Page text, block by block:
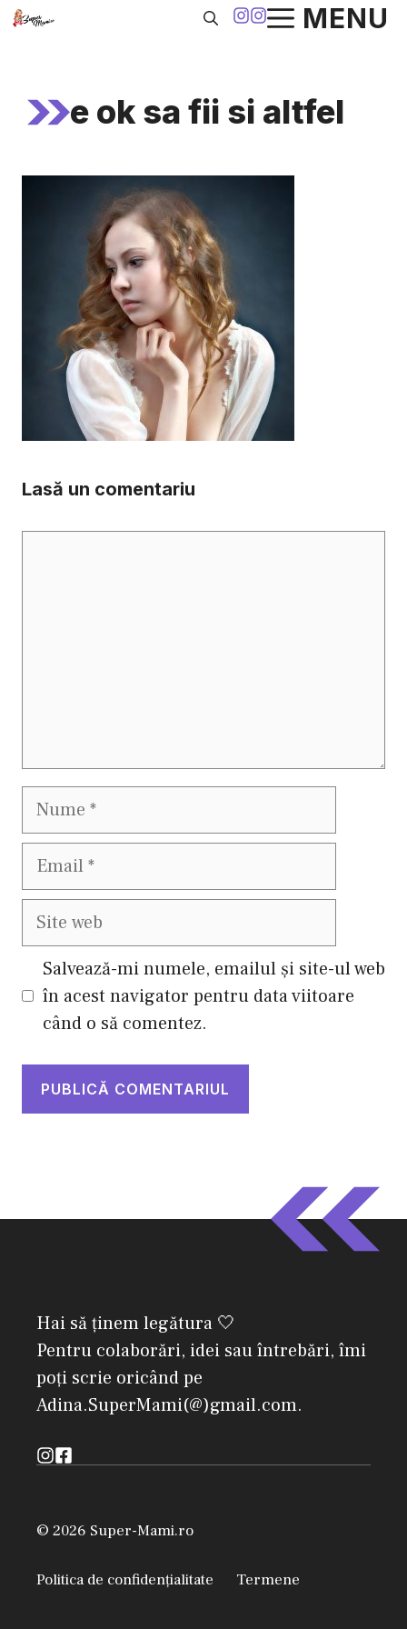
Sari
MENU
e ok sa fii si altfel
Lasă un comentariu
Nume
Email
Site
Salvează-mi numele, emailul și site-ul web
în acest navigator pentru data viitoare
când o să comentez.
Hai să ținem legătura 🤍
Pentru colaborări, idei sau întrebări, îmi
poți scrie oricând pe
Adina.SuperMami(@)gmail.com.
© 2026 Super-Mami.ro
Politica de confidențialitate Termene